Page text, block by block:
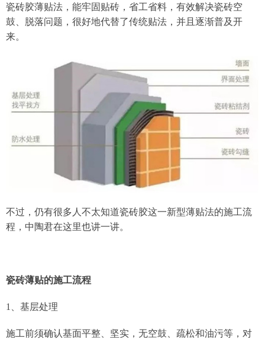
瓷砖胶薄贴法，能牢固贴砖，省工省料，有效解决瓷砖空
鼓、脱落问题，很好地代替了传统贴法，并且逐渐普及开
来。
不过，仍有很多人不太知道瓷砖胶这一新型薄贴法的施工流
程，中陶君在这里也讲一讲。
瓷砖薄贴的施工流程
1、基层处理
施工前须确认基面平整、坚实，无空鼓、疏松和油污等，对